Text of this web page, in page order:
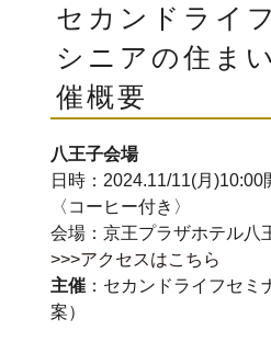
セカンドライ
シニアの住ま
催概要
八王子会場
日時：2024.11/11(月)10:00
〈コーヒー付き〉
会場：京王プラザホテル八
>>>アクセスはこちら
主催：セカンドライフセミ
案）